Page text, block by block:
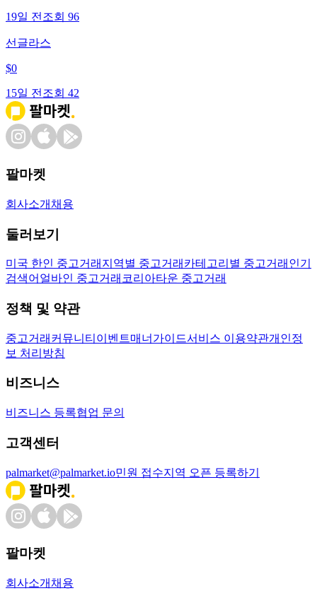
19일 전 조회 96
선글라스
$0
15일 전 조회 42
팔마켓
회사소개 채용
둘러보기
미국 한인 중고거래 지역별 중고거래 카테고리별 중고거래 인기
검색어 얼바인 중고거래 코리아타운 중고거래
정책 및 약관
중고거래 커뮤니티 이벤트매너가이드서비스 이용약관개인정
보 처리방침
비즈니스
비즈니스 등록협업 문의
고객센터
palmarket@palmarket.io민원 접수지역 오픈 등록하기
팔마켓
회사소개 채용